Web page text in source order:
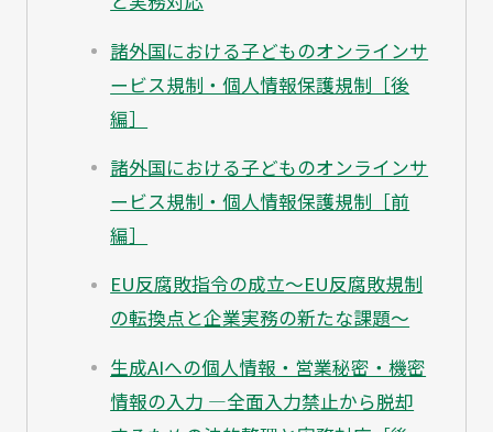
諸外国における子どものオンラインサ
ービス規制・個人情報保護規制［後
編］
諸外国における子どものオンラインサ
ービス規制・個人情報保護規制［前
編］
EU反腐敗指令の成立～EU反腐敗規制
の転換点と企業実務の新たな課題～
生成AIへの個人情報・営業秘密・機密
情報の入力 ―全面入力禁止から脱却